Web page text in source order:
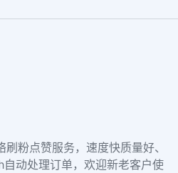
粉点赞服务，速度快质量好、
动处理订单，欢迎新老客户使